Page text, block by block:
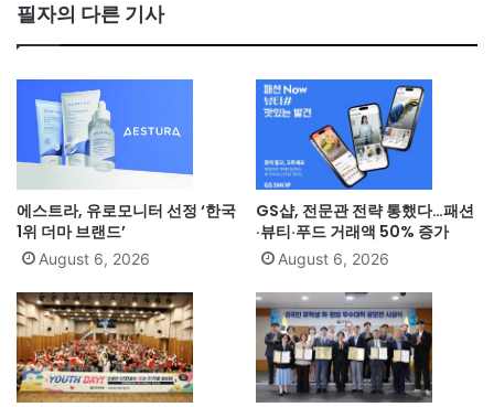
필자의 다른 기사
에스트라, 유로모니터 선정 ‘한국
1위 더마 브랜드’
August 6, 2026
GS샵, 전문관 전략 통했다…패션
·뷰티·푸드 거래액 50% 증가
August 6, 2026